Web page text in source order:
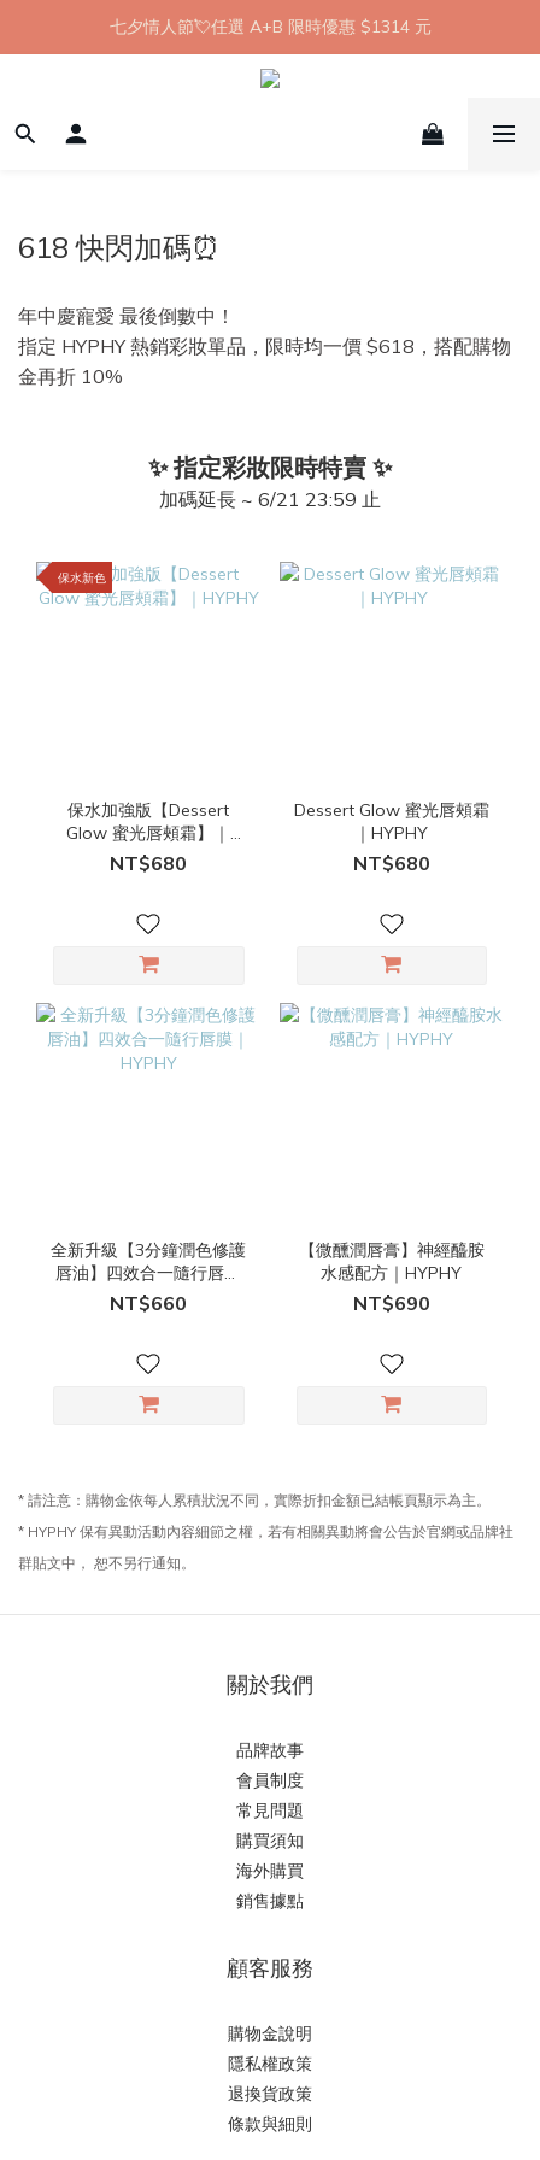
【8月限定】全館滿 1999 享 7-11 取貨不付款免運
七夕情人節💘任選 A+B 限時優惠 $1314 元
新會員首購 7-11 店到店免運 點我成為HYPHY Girl
【8月限定】全館滿 1999 享 7-11 取貨不付款免運
618 快閃加碼⏰
年中慶寵愛 最後倒數中！
指定 HYPHY 熱銷彩妝單品，限時均一價 $618， 搭配購物
金再折 10%
✨ 指定彩妝限時特賣 ✨
加碼延長 ~ 6/21 23:59 止
保水新色
保水加強版【Dessert
Glow 蜜光唇頰霜】｜
HYPHY
NT$680
Dessert Glow 蜜光唇頰霜
｜HYPHY
NT$680
全新升級【3分鐘潤色修護
唇油】四效合一隨行唇膜
｜HYPHY
NT$660
【微醺潤唇膏】神經醯胺
水感配方｜HYPHY
NT$690
* 請注意：購物金依每人累積狀況不同，實際折扣金額已結帳頁顯示為主。
* HYPHY 保有異動活動內容細節之權，若有相關異動將會公告於官網或品牌社
群貼文中， 恕不另行通知。
關於我們
品牌故事
會員制度
常見問題
購買須知
海外購買
銷售據點
顧客服務
購物金說明
隱私權政策
退換貨政策
條款與細則